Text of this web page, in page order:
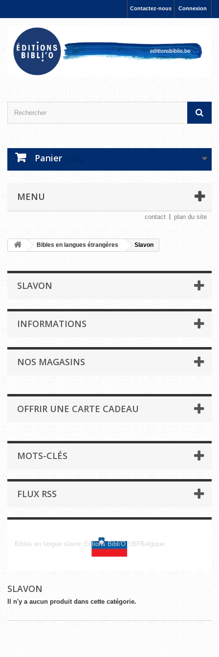
Connexion
Contactez-nous
Panier
MENU
contact plan du site
Bibles en langues étrangères Slavon
SLAVON
INFORMATIONS
NOS MAGASINS
OFFRIR UNE CARTE CADEAU
MOTS-CLÉS
FLUX RSS
Bibles en langue slavon Edtions Bibli'O SBFBelgique
SLAVON
Il n'y a aucun produit dans cette catégorie.